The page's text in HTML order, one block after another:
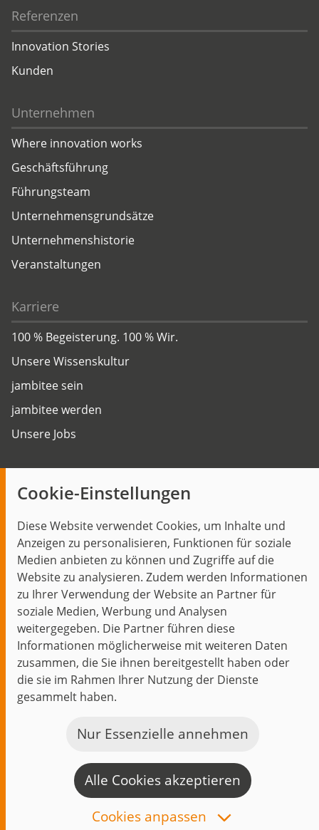
Cookie-Einstellungen
Diese Website verwendet Cookies, um Inhalte und
Anzeigen zu personalisieren, Funktionen für soziale
Medien anbieten zu können und Zugriffe auf die
Website zu analysieren. Zudem werden Informationen
zu Ihrer Verwendung der Website an Partner für
soziale Medien, Werbung und Analysen
weitergegeben. Die Partner führen diese
Informationen möglicherweise mit weiteren Daten
zusammen, die Sie ihnen bereitgestellt haben oder
die sie im Rahmen Ihrer Nutzung der Dienste
gesammelt haben.
Cookies anpassen
Nur Essenzielle annehmen
Alle Cookies akzeptieren
Referenzen
Innovation Stories
Kunden
Unternehmen
Where innovation works
Geschäftsführung
Führungsteam
Unternehmensgrundsätze
Unternehmenshistorie
Veranstaltungen
Karriere
100 % Begeisterung. 100 % Wir.
Unsere Wissenskultur
jambitee sein
jambitee werden
Unsere Jobs
Themen im Fokus
Events
Start Datenschutz Impressum
Kontakt
jambit auf instagramjambit auf kununujambit auf linkedin
© 1999–2026 jambit GmbH. Alle Rechte vorbehalten.